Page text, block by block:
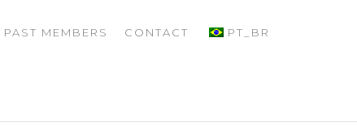
PAST MEMBERS CONTACT PT_BR